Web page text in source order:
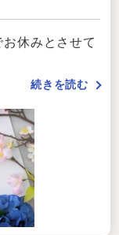
休みとさせて
続きを読む